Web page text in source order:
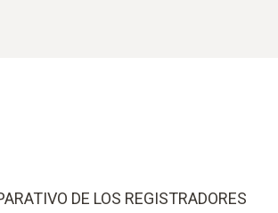
DE LOS REGISTRADORES